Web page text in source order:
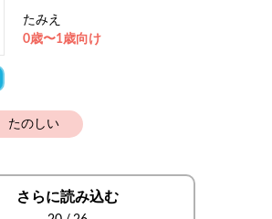
たみえ
0歳〜1歳向け
たのしい
さらに読み込む